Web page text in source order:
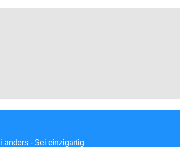
anders - Sei einzigartig